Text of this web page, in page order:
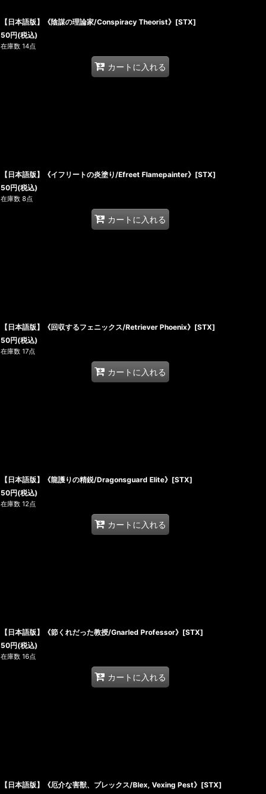
【日本語版】《陰謀の理論家/Conspiracy Theorist》[STX]
50円(税込)
在庫数 14点
カートに入れる
【日本語版】《イフリートの炎塗り/Efreet Flamepainter》[STX]
50円(税込)
在庫数 8点
カートに入れる
【日本語版】《回収するフェニックス/Retriever Phoenix》[STX]
50円(税込)
在庫数 17点
カートに入れる
【日本語版】《龍護りの精鋭/Dragonsguard Elite》[STX]
50円(税込)
在庫数 12点
カートに入れる
【日本語版】《節くれだった教授/Gnarled Professor》[STX]
50円(税込)
在庫数 16点
カートに入れる
【日本語版】《厄介な害獣、ブレックス/Blex, Vexing Pest》[STX]